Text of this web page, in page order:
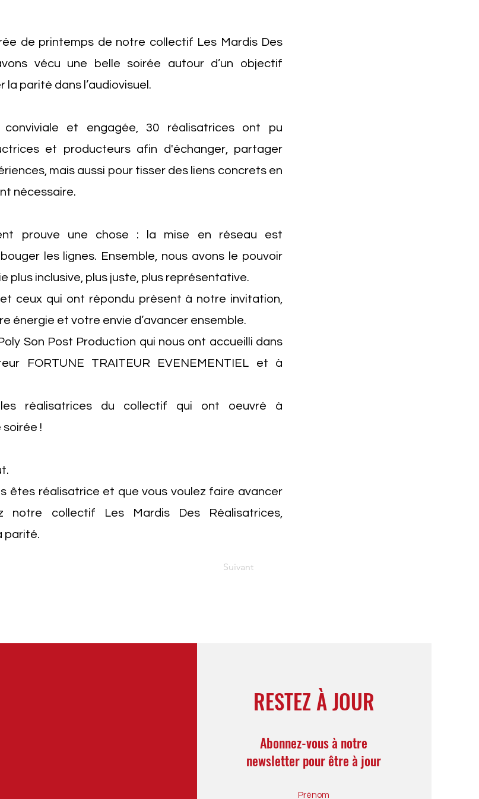
de printemps de notre collectif Les Mardis Des
vécu une belle soirée autour d’un objectif
la parité dans l’audiovisuel.
conviviale et engagée, 30 réalisatrices ont pu
et producteurs afin d'échanger, partager
mais aussi pour tisser des liens concrets en
nécessaire.
prouve une chose : la mise en réseau est
les lignes. Ensemble, nous avons le pouvoir
plus inclusive, plus juste, plus représentative.
ceux qui ont répondu présent à notre invitation,
énergie et votre envie d’avancer ensemble.
Son Post Production qui nous ont accueilli dans
FORTUNE TRAITEUR EVENEMENTIEL et à
réalisatrices du collectif qui ont oeuvré à
!
êtes réalisatrice et que vous voulez faire avancer
notre collectif Les Mardis Des Réalisatrices,
parité.
Suivant
RESTEZ À JOUR
Abonnez-vous à notre
newsletter pour être à jour